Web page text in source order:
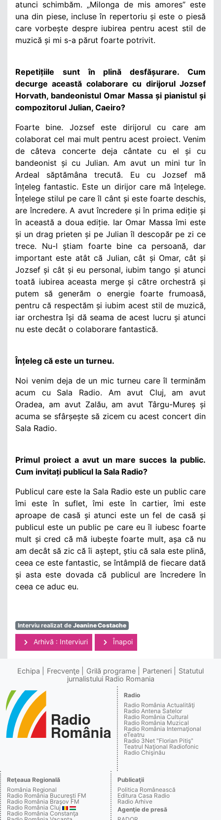
atunci schimbăm. „Milonga de mis amores” este
una din piese, incluse în repertoriu și este o piesă
care vorbește despre iubirea pentru acest stil de
muzică și mi s-a părut foarte potrivit.
Repetițiile sunt în plină desfășurare. Cum
decurge această colaborare cu dirijorul Jozsef
Horvath, bandeonistul Omar Massa și pianistul și
compozitorul Julian, Caeiro?
Foarte bine. Jozsef este dirijorul cu care am
colaborat cel mai mult pentru acest proiect. Venim
de câteva concerte deja cântate cu el și cu
bandeonist și cu Julian. Am avut un mini tur în
Ardeal săptămâna trecută. Eu cu Jozsef mă
înțeleg fantastic. Este un dirijor care mă înțelege.
Înțelege stilul pe care îl cânt și este foarte deschis,
are încredere. A avut încredere și în prima ediție și
în această a doua ediție. Iar Omar Massa îmi este
și un drag prieten și pe Julian îl descopăr pe zi ce
trece. Nu-l știam foarte bine ca persoană, dar
important este atât că Julian, cât și Omar, cât și
Jozsef și cât și eu personal, iubim tango și atunci
toată iubirea aceasta merge și către orchestră și
putem să generăm o energie foarte frumoasă,
pentru că respectăm și iubim acest stil de muzică,
iar orchestra își dă seama de acest lucru și atunci
nu este decât o colaborare fantastică.
Înțeleg că este un turneu.
Noi venim deja de un mic turneu care îl terminăm
acum cu Sala Radio. Am avut Cluj, am avut
Oradea, am avut Zalău, am avut Târgu-Mureș și
acuma se sfârșește să zicem cu acest concert din
Sala Radio.
Primul proiect a avut un mare succes la public.
Cum invitați publicul la Sala Radio?
Publicul care este la Sala Radio este un public care
îmi este în suflet, îmi este în cartier, îmi este
aproape de casă și atunci este un fel de casă și
publicul este un public pe care eu îl iubesc foarte
mult și cred că mă iubește foarte mult, așa că nu
am decât să zic că îi aștept, știu că sala este plină,
ceea ce este fantastic, se întâmplă de fiecare dată
și asta este dovada că publicul are încredere în
ceea ce aduc eu.
Interviu realizat de Jeanine Costache
Arhivă : Interviuri Înapoi
Echipa Frecvenţe Grilă programe Parteneri
Statutul
jurnalistului Radio Romania
Radio
Radio România Actualităţi
Radio Antena Satelor
Radio România Cultural
Radio România Muzical
Radio România Internaţional
eTeatru
Radio 3Net "Florian Pitiş"
Teatrul Naţional Radiofonic
Radio Chişinău
Reţeaua Regională
România Regional
Radio România Bucureşti FM
Radio România Braşov FM
Radio România Cluj
Radio România Constanţa
Publicaţii
Politica Românească
Editura Casa Radio
Radio Arhive
Agenţie de presă